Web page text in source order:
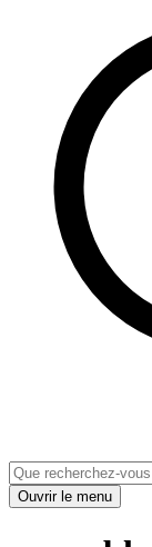
Ouvrir le menu